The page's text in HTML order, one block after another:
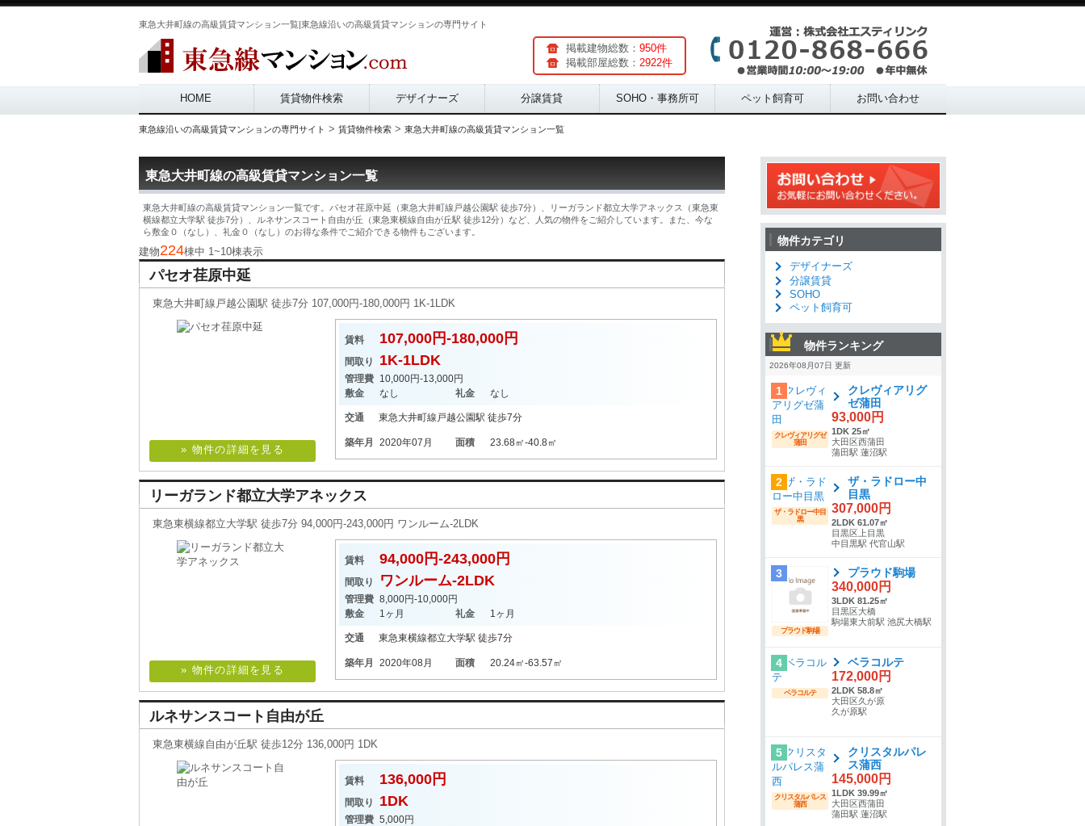
東急大井町線の高級賃貸マンション一覧|東急線沿いの高級賃貸マンションの専門サイト
掲載建物総数： 950件
掲載部屋総数： 2922件
Main menu
HOME 賃貸物件検索 デザイナーズ 分譲賃貸 SOHO・事務所可 ペット飼育可 お問い合わせ
東急線沿いの高級賃貸マンションの専門サイト > 賃貸物件検索 > 東急大井町線の高級賃貸マンション一覧
東急大井町線の高級賃貸マンション一覧
東急大井町線の高級賃貸マンション一覧です。パセオ荏原中延（東急大井町線戸越公園駅 徒歩7分）、リーガランド都立大学アネックス（東急東
横線都立大学駅 徒歩7分）、ルネサンスコート自由が丘（東急東横線自由が丘駅 徒歩12分）など、人気の物件をご紹介しています。また、今な
ら敷金０（なし）、礼金０（なし）のお得な条件でご紹介できる物件もございます。
建物224棟中 1~10棟表示
パセオ荏原中延
東急大井町線戸越公園駅 徒歩7分 107,000円-180,000円 1K-1LDK
» 物件の詳細を見る
賃料 107,000円-180,000円
間取り 1K-1LDK
管理費 10,000円-13,000円
敷金
なし 礼金 なし
交通 東急大井町線 戸越公園駅 徒歩7分
築年月 2020年07月 面積 23.68㎡-40.8㎡
リーガランド都立大学アネックス
東急東横線都立大学駅 徒歩7分 94,000円-243,000円 ワンルーム-2LDK
» 物件の詳細を見る
賃料 94,000円-243,000円
間取り ワンルーム-2LDK
管理費 8,000円-10,000円
敷金
1ヶ月 礼金 1ヶ月
交通 東急東横線都立大学駅 徒歩7分
築年月 2020年08月 面積 20.24㎡-63.57㎡
ルネサンスコート自由が丘
東急東横線自由が丘駅 徒歩12分 136,000円 1DK
賃料 136,000円
間取り 1DK
管理費 5,000円
物件カテゴリ
デザイナーズ
分譲賃貸
SOHO
ペット飼育可
物件ランキング
2026年08月07日 更新
1
クレヴィアリグゼ
蒲田
クレヴィアリグ
ゼ蒲田
93,000円
1DK 25㎡
大田区西蒲田
蒲田駅 蓮沼駅
2
ザ・ラドロー中目
黒
ザ・ラドロー中
目黒
307,000円
2LDK 61.07㎡
目黒区上目黒
中目黒駅 代官山駅
3
プラウド駒場
プラウド駒場
340,000円
3LDK 81.25㎡
目黒区大橋
駒場東大前駅 池尻大橋駅
4
ベラコルテ
ベラコルテ
172,000円
2LDK 58.8㎡
大田区久が原
久が原駅
5
クリスタルパレス
蒲西
クリスタルパレ
ス蒲西
145,000円
1LDK 39.99㎡
大田区西蒲田
蒲田駅 蓮沼駅